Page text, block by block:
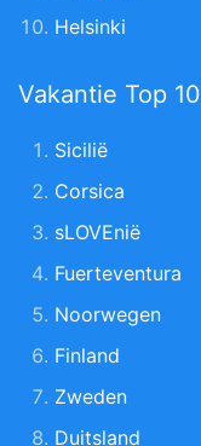
Helsinki
Vakantie Top 10
Sicilië
Corsica
sLOVEnië
Fuerteventura
Noorwegen
Finland
Zweden
Duitsland